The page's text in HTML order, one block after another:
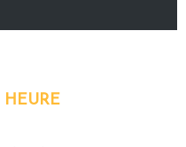
HEURE